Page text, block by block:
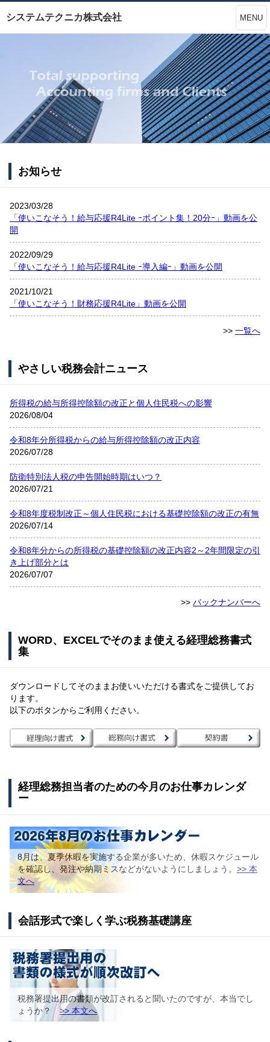
システムテクニカ株式会社 MENU
お知らせ
2023/03/28
「使いこなそう！給与応援R4Lite ｰポイント集！20分ｰ」動画を公
開
2022/09/29
「使いこなそう！給与応援R4Lite ｰ導入編ｰ」動画を公開
2021/10/21
「使いこなそう！財務応援R4Lite」動画を公開
>> 一覧へ
やさしい税務会計ニュース
所得税の給与所得控除額の改正と個人住民税への影響
2026/08/04
令和8年分所得税からの給与所得控除額の改正内容
2026/07/28
防衛特別法人税の申告開始時期はいつ？
2026/07/21
令和8年度税制改正～個人住民税における基礎控除額の改正の有無
2026/07/14
令和8年分からの所得税の基礎控除額の改正内容2～2年間限定の引
き上げ部分とは
2026/07/07
>> バックナンバーへ
WORD、EXCELでそのまま使える経理総務書式
集
ダウンロードしてそのままお使いいただける書式をご提供してお
ります。
以下のボタンからご利用ください。
経理総務担当者のための今月のお仕事カレンダ
ー
8月は、夏季休暇を実施する企業が多いため、休暇スケジュール
を確認し、発注や納期ミスなどがないようにしましょう。 >> 本
文へ
会話形式で楽しく学ぶ税務基礎講座
税務署提出用の書類が改訂されると聞いたのですが、本当でし
ょうか？>> 本文へ